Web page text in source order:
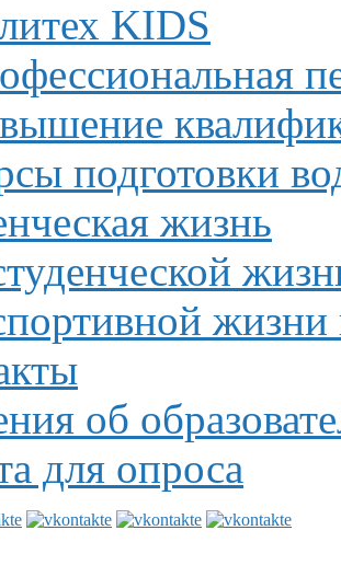
KIDS
подготовки
жизнь
жизни
об
для опроса